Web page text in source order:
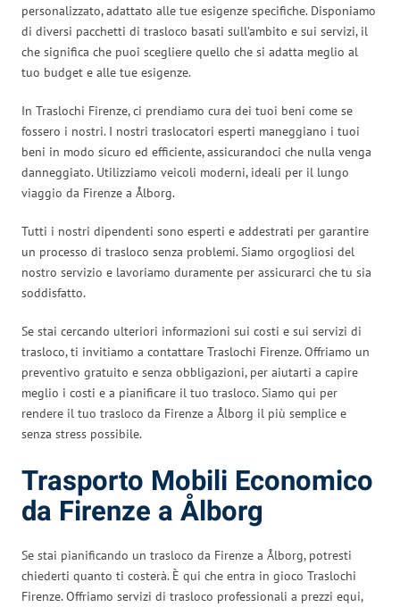
personalizzato, adattato alle tue esigenze specifiche. Disponiamo
di diversi pacchetti di trasloco basati sull’ambito e sui servizi, il
che significa che puoi scegliere quello che si adatta meglio al
tuo budget e alle tue esigenze.
In Traslochi Firenze, ci prendiamo cura dei tuoi beni come se
fossero i nostri. I nostri traslocatori esperti maneggiano i tuoi
beni in modo sicuro ed efficiente, assicurandoci che nulla venga
danneggiato. Utilizziamo veicoli moderni, ideali per il lungo
viaggio da Firenze a Ålborg.
Tutti i nostri dipendenti sono esperti e addestrati per garantire
un processo di trasloco senza problemi. Siamo orgogliosi del
nostro servizio e lavoriamo duramente per assicurarci che tu sia
soddisfatto.
Se stai cercando ulteriori informazioni sui costi e sui servizi di
trasloco, ti invitiamo a contattare Traslochi Firenze. Offriamo un
preventivo gratuito e senza obbligazioni, per aiutarti a capire
meglio i costi e a pianificare il tuo trasloco. Siamo qui per
rendere il tuo trasloco da Firenze a Ålborg il più semplice e
senza stress possibile.
Trasporto Mobili Economico
da Firenze a Ålborg
Se stai pianificando un trasloco da Firenze a Ålborg, potresti
chiederti quanto ti costerà. È qui che entra in gioco Traslochi
Firenze. Offriamo servizi di trasloco professionali a prezzi equi,